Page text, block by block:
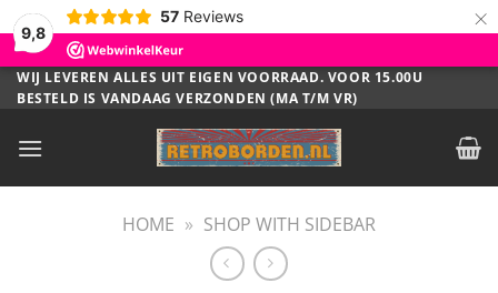
9,8
57 Reviews ×
Ga
naar
WIJ LEVEREN ALLES UIT EIGEN VOORRAAD. VOOR 15.00U
BESTELD IS VANDAAG VERZONDEN (MA T/M VR)
HOME » SHOP WITH SIDEBAR